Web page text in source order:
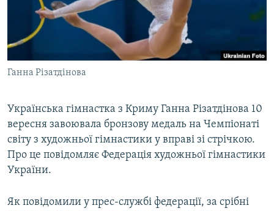
ВІДЕОУРОКИ «ELIFBE»
СВІДЧЕННЯ ОКУПАЦІЇ
УКРАЇНСЬКА ПРОБЛЕМА КРИМУ
ІНФОГРАФІКА
Русский
Qırımtatar
ДОЛУЧАЙСЯ!
Усі сайти RFE/RL
Ганна Різатдінова
Українська гімнастка з Криму Ганна Різатдінова 10
вересня завоювала бронзову медаль на Чемпіонаті
світу з художньої гімнастики у вправі зі стрічкою.
Про це повідомляє Федерація художньої гімнастики
України.
Як повідомили у прес-службі федерації, за срібні